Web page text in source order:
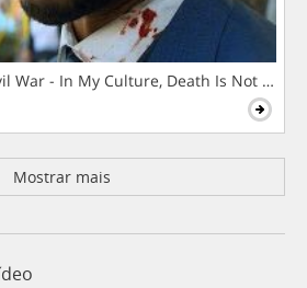
War - In My Culture, Death Is Not The
Mostrar mais